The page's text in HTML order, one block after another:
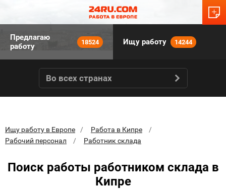
Предлагаю
работу
18524 Ищу работу 14244
Во всех странах
Ищу работу в Европе
Работа в Кипре
Рабочий персонал
Работник склада
Поиск работы работником склада в
Кипре